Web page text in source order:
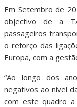
Em Setembro de
objectivo de a
passageiros
o reforço das
Europa, com a
“Ao longo dos
negativos ao nível
com este quadro a